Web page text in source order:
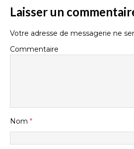
Laisser un
Votre adresse de messagerie ne
Commentaire
Nom *